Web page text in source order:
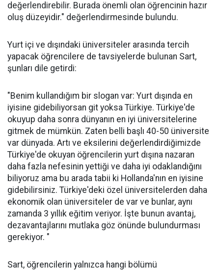
değerlendirebilir. Burada önemli olan öğrencinin hazır
oluş düzeyidir." değerlendirmesinde bulundu.
Yurt içi ve dışındaki üniversiteler arasında tercih
yapacak öğrencilere de tavsiyelerde bulunan Sart,
şunları dile getirdi:
"Benim kullandığım bir slogan var: Yurt dışında en
iyisine gidebiliyorsan git yoksa Türkiye. Türkiye'de
okuyup daha sonra dünyanın en iyi üniversitelerine
gitmek de mümkün. Zaten belli başlı 40-50 üniversite
var dünyada. Artı ve eksilerini değerlendirdiğimizde
Türkiye'de okuyan öğrencilerin yurt dışına nazaran
daha fazla nefesinin yettiği ve daha iyi odaklandığını
biliyoruz ama bu arada tabii ki Hollanda'nın en iyisine
gidebilirsiniz. Türkiye'deki özel üniversitelerden daha
ekonomik olan üniversiteler de var ve bunlar, aynı
zamanda 3 yıllık eğitim veriyor. İşte bunun avantaj,
dezavantajlarını mutlaka göz önünde bulundurması
gerekiyor. "
Sart, öğrencilerin yalnızca hangi bölümü